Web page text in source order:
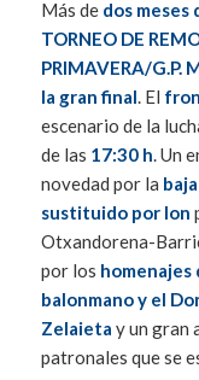
Más dedos meses
TORNEO DE
PRIMAVERA/G.P.
la gran final . El
escenario de la
de las 17:30 h . Un
novedad por la
sustituido por Ion
Otxandorena-
por los homenajes
balonmano y el
Zelaieta y un gran
patronales que se